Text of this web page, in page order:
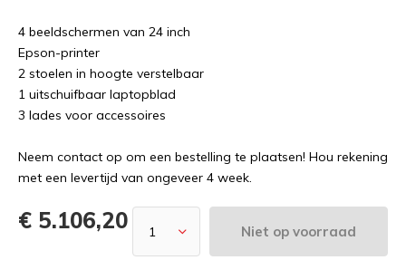
4 beeldschermen van 24 inch
Epson-printer
2 stoelen in hoogte verstelbaar
1 uitschuifbaar laptopblad
3 lades voor accessoires
Neem contact op om een bestelling te plaatsen! Hou rekening
met een levertijd van ongeveer 4 week.
€ 5.106,20 Niet op voorraad